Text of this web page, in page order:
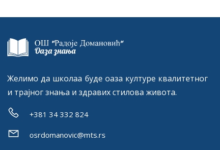
Желимо да школаа буде оаза културе квалитетног
и трајног знања и здравих стилова живота.
+381 34 332 824
osrdomanovic@mts.rs